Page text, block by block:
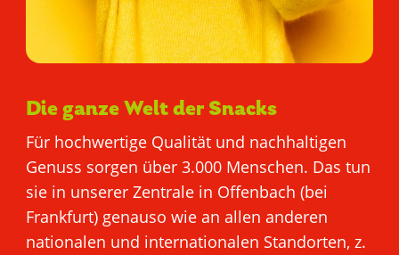
Die ganze Welt der Snacks
Für hochwertige Qualität und nachhaltigen
Genuss sorgen über 3.000 Menschen. Das tun
sie in unserer Zentrale in Offenbach (bei
Frankfurt) genauso wie an allen anderen
nationalen und internationalen Standorten, z.